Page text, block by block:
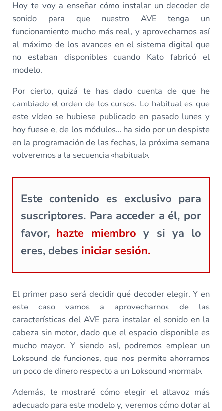
Hoy te voy a enseñar cómo instalar un decoder de
sonido para que nuestro AVE tenga un
funcionamiento mucho más real, y aprovecharnos así
al máximo de los avances en el sistema digital que
no estaban disponibles cuando Kato fabricó el
modelo.
Por cierto, quizá te has dado cuenta de que he
cambiado el orden de los cursos. Lo habitual es que
este vídeo se hubiese publicado en pasado lunes y
hoy fuese el de los módulos… ha sido por un despiste
en la programación de las fechas, la próxima semana
volveremos a la secuencia «habitual».
Este contenido es exclusivo para
suscriptores. Para acceder a él, por
favor, hazte miembro y si ya lo
eres, debes iniciar sesión.
El primer paso será decidir qué decoder elegir. Y en
este caso vamos a aprovecharnos de las
características del AVE para instalar el sonido en la
cabeza sin motor, dado que el espacio disponible es
mucho mayor. Y siendo así, podremos emplear un
Loksound de funciones, que nos permite ahorrarnos
un poco de dinero respecto a un Loksound «normal».
Además, te mostraré cómo elegir el altavoz más
adecuado para este modelo y, veremos cómo dotar al